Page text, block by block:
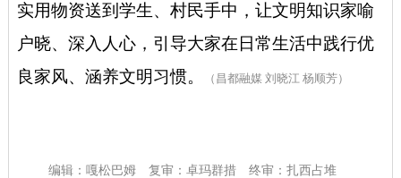
实用物资送到学生、村民手中，让文明知识家喻
户晓、深入人心，引导大家在日常生活中践行优
良家风、涵养文明习惯。
（昌都融媒 刘晓江 杨顺芳）
编辑：嘎松巴姆 复审：卓玛群措 终审：扎西占堆